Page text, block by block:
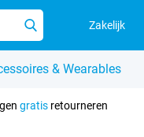
Zakelijk
& Wearables
gratisretourneren